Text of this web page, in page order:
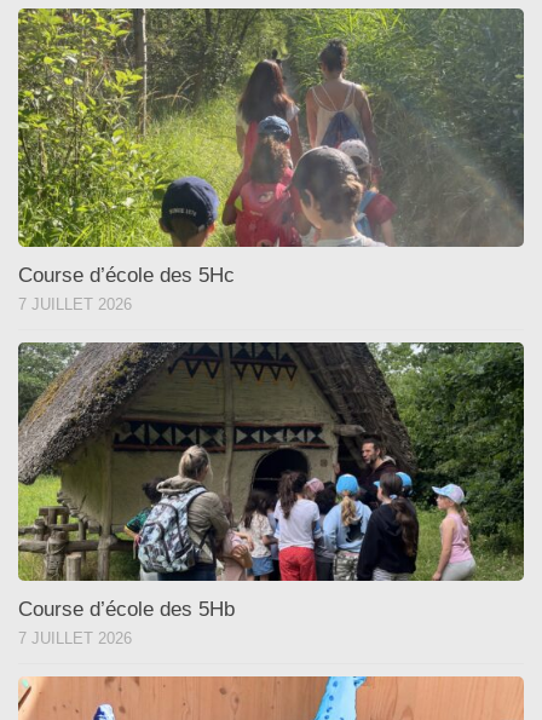
Course d’école des 5Hc
7 JUILLET 2026
Course d’école des 5Hb
7 JUILLET 2026